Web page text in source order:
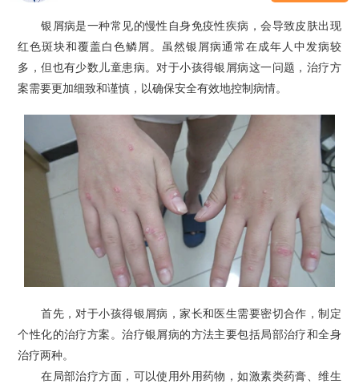
银屑病是一种常见的慢性自身免疫性疾病，会导致皮肤出现
红色斑块和覆盖白色鳞屑。虽然银屑病通常在成年人中发病较
多，但也有少数儿童患病。对于小孩得银屑病这一问题，治疗方
案需要更加细致和谨慎，以确保安全有效地控制病情。
首先，对于小孩得银屑病，家长和医生需要密切合作，制定
个性化的治疗方案。治疗银屑病的方法主要包括局部治疗和全身
治疗两种。
在局部治疗方面，可以使用外用药物，如激素类药膏、维生